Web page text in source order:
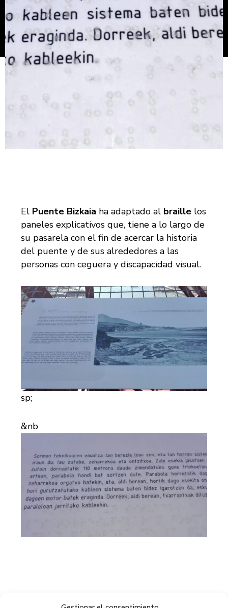
El Puente Bizkaia ha adaptado al braille los
paneles explicativos que, tiene a lo largo de
su pasarela con el fin de acercar la historia
del puente y de sus alrededores a las
personas con ceguera y discapacidad visual.
sp;
&nb